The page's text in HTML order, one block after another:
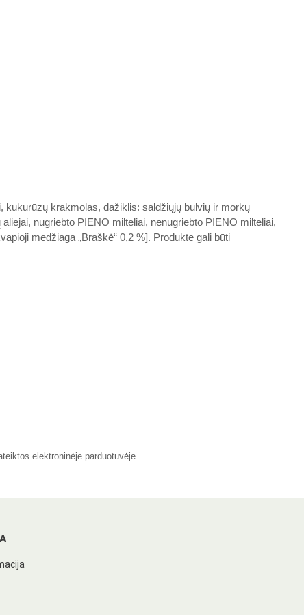
kukurūzų krakmolas, dažiklis: saldžiųjų bulvių ir morkų
nugriebto PIENO milteliai, nenugriebto PIENO milteliai,
medžiaga „Braškė“ 0,2 %]. Produkte gali būti
elektroninėje parduotuvėje.